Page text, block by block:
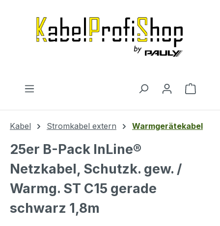
Kabel Stromkabel extern Warmgerätekabel
25er B-Pack InLine®
Netzkabel, Schutzk. gew. /
Warmg. ST C15 gerade
schwarz 1,8m